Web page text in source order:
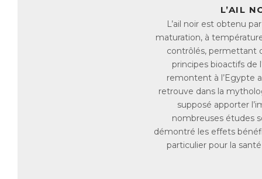
Il
L’AIL
L’ail noir est obtenu
maturation, à
contrôlés, permettant
principes bioactifs de
remontent à l’Egypte
retrouve dans la
supposé apporter
nombreuses études
démontré les effets
particulier pour la